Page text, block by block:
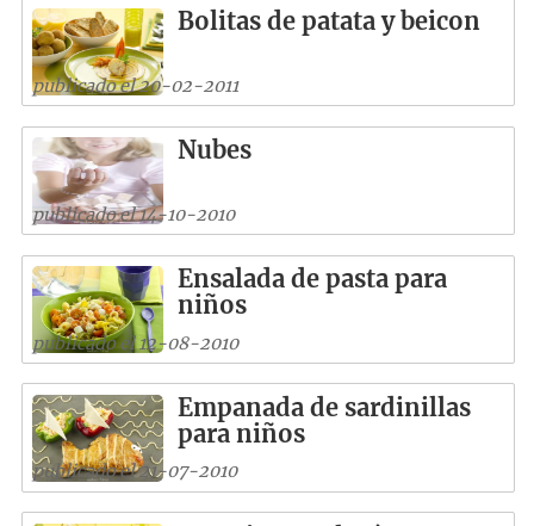
Bolitas de patata y beicon
publicado el 20-02-2011
Nubes
publicado el 14-10-2010
Ensalada de pasta para
niños
publicado el 12-08-2010
Empanada de sardinillas
para niños
publicado el 21-07-2010